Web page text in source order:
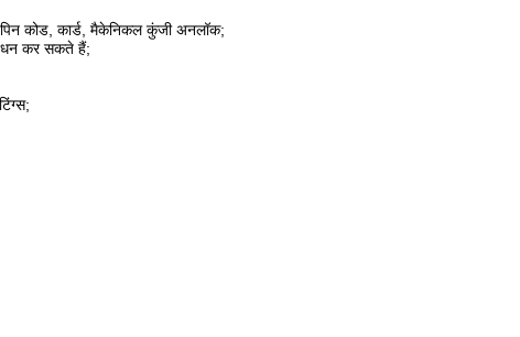
पिन कोड, कार्ड, मैकेनिकल कुंजी अनलॉक;
कर सकते हैं;